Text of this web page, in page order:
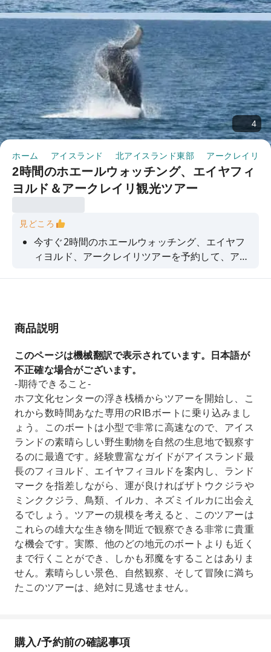
4
ホーム アイスランド 北アイスランド東部 アークレイリ
2時間のホエールウォッチング、エイヤフィ
ヨルド＆アークレイリ観光ツアー
見どころ
今すぐ2時間のホエールウォッチング、エイヤフ
ィヨルド、アークレイリツアーを予約して、アイ
商品説明
このページは機械翻訳で表示されています。日本語が
不正確な場合がございます。
-期待できること-
ホフ文化センターの浮き桟橋からツアーを開始し、こ
れから数時間あなた専用のRIBボートに乗り込みまし
ょう。このボートは小型で非常に高速なので、アイス
ランドの素晴らしい野生動物を自然の生息地で観察す
るのに最適です。経験豊富なガイドがアイスランド最
長のフィヨルド、エイヤフィヨルドを案内し、ランド
マークを指差しながら、運が良ければザトウクジラや
ミンククジラ、鳥類、イルカ、ネズミイルカに出会え
るでしょう。ツアーの規模を考えると、このツアーは
これらの雄大な生き物を間近で観察できる非常に貴重
な機会です。実際、他のどの地元のボートよりも近く
まで行くことができ、しかも邪魔をすることはありま
せん。素晴らしい景色、自然観察、そして冒険に満ち
たこのツアーは、絶対に見逃せません。
購入/予約前の確認事項